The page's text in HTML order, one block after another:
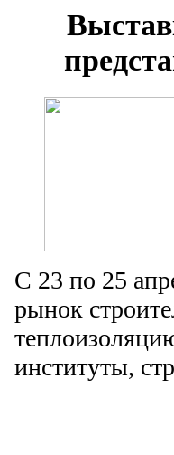
С 23 по 25
рынок
институты,